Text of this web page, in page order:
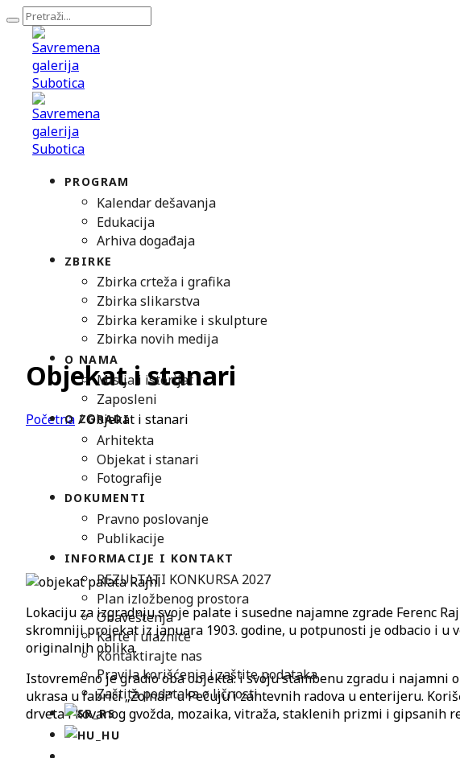
PROGRAM
Kalendar dešavanja
Edukacija
Arhiva događaja
ZBIRKE
Zbirka crteža i grafika
Zbirka slikarstva
Zbirka keramike i skulpture
Zbirka novih medija
O NAMA
Misija i istorijat
Zaposleni
O ZGRADI
Arhitekta
Objekat i stanari
Fotografije
DOKUMENTI
Pravno poslovanje
Publikacije
INFORMACIJE I KONTAKT
REZULTATI KONKURSA 2027
Plan izložbenog prostora
Obaveštenja
Karte i ulaznice
Kontaktirajte nas
Pravila korišćenja i zaštite podataka
Zaštita podataka o ličnosti
Objekat i stanari
Početna/Objekat i stanari
Lokaciju za izgradnju svoje palate i susedne najamne zgrade Ferenc
skromniji projekat iz januara 1903. godine, u potpunosti je odbacio i
originalnih oblika.
Istovremeno je gradio oba objekta: i svoju stambenu zgradu i
ukrasa u fabrici „Žolnai“ u Pečuju i zahtevnih radova u enterijeru.
drveta i kovanog gvožda, mozaika, vitraža, staklenih prizmi i gipsanih